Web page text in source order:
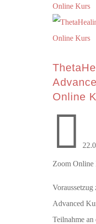
Online

Zoom Online
Voraussetzug
Advanced
Teilnahme